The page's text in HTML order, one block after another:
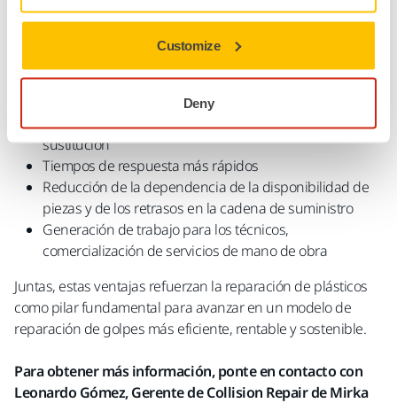
Customize
Deny
Para los reparadores, las ventajas son tanto operativas
Aumento de las horas de trabajo por reparación en
comparación con las sustituciones
Mayores márgenes gracias a la reparación frente a la
sustitución
Tiempos de respuesta más rápidos
Reducción de la dependencia de la disponibilidad de
piezas y de los retrasos en la cadena de suministro
Generación de trabajo para los técnicos,
comercialización de servicios de mano de obra
Juntas, estas ventajas refuerzan la reparación de plásticos
como pilar fundamental para avanzar en un modelo de
reparación de golpes más eficiente, rentable y sostenible.
Para obtener más información, ponte en contacto con
Leonardo Gómez, Gerente de Collision Repair de Mirka